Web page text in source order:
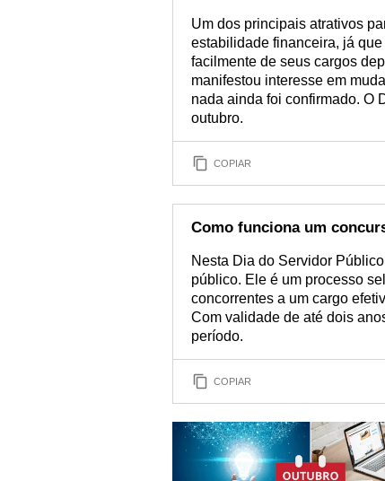
Um dos principais atrativos
estabilidade financeira, já
facilmente de seus cargos
manifestou interesse em
nada ainda foi confirmado. O
outubro.
COPIAR
Como funciona um
Nesta Dia do Servidor
público. Ele é um processo
concorrentes a um cargo
Com validade de até dois
período.
COPIAR